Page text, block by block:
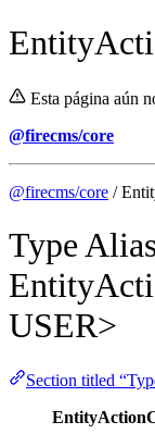
Esta página aún
@firecms/core
@firecms/core /
Type
USER>
Section titled